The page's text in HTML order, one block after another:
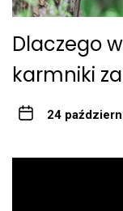
Dlaczego
karmniki
24